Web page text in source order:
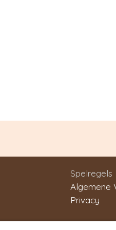
Spelregels
Algemene
Privacy